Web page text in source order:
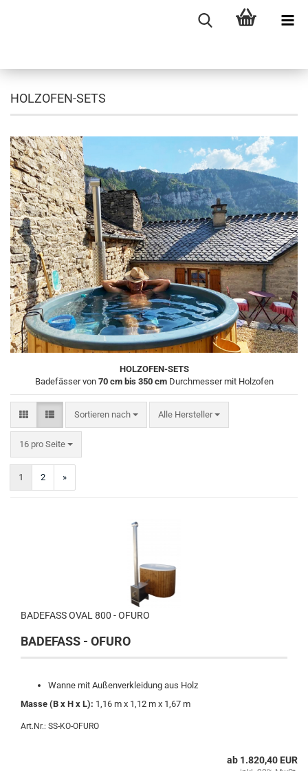
HOLZOFEN-SETS
HOLZOFEN-SETS
Badefässer von 70 cm bis 350 cmDurchmesser mit Holzofen
Sortieren nach
Sortieren nach Alle Hersteller
16 pro Seite
pro Seite
1 2 »
BADEFASS OVAL 800 - OFURO
BADEFASS - OFURO
Wanne mit Außenverkleidung aus Holz
Masse (B x H x L): 1,16 m x 1,12 m x 1,67 m
Art.Nr.: SS-KO-OFURO
ab 1.820,40 EUR